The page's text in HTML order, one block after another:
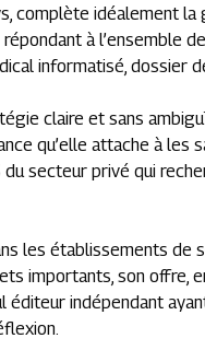
complète idéalement
à l’ensemble
informatisé, dossier
claire et sans
qu’elle attache à les
secteur privé qui
les établissements de
importants, son offre,
indépendant